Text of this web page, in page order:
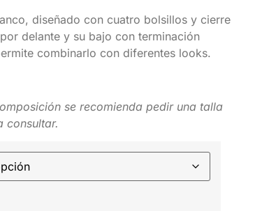
diseñado con cuatro bolsillos y cierre
delante y su bajo con terminación
combinarlo con diferentes looks.
se recomienda pedir una talla
consultar.